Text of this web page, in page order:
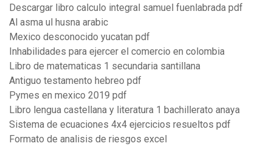
Descargar libro calculo integral samuel fuenlabrada pdf
Al asma ul husna arabic
Mexico desconocido yucatan pdf
Inhabilidades para ejercer el comercio en colombia
Libro de matematicas 1 secundaria santillana
Antiguo testamento hebreo pdf
Pymes en mexico 2019 pdf
Libro lengua castellana y literatura 1 bachillerato anaya
Sistema de ecuaciones 4x4 ejercicios resueltos pdf
Formato de analisis de riesgos excel